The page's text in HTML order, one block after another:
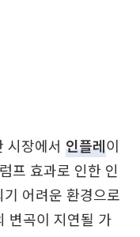
시장에서 인플레이
프 효과로 인한 인
어려운 환경으로
변곡이 지연될 가